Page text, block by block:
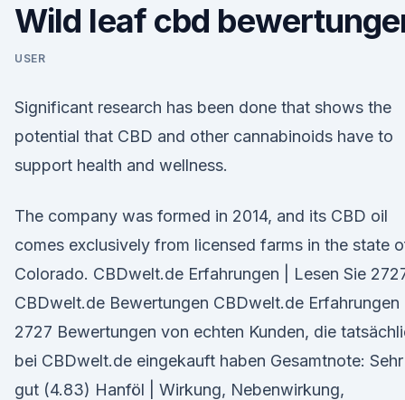
Wild leaf cbd
USER
Significant research has been done that shows the
potential that CBD and other cannabinoids have to
support health and wellness.
The company was formed in 2014, and its CBD oil
comes exclusively from licensed farms in the state
Colorado. CBDwelt.de Erfahrungen | Lesen Sie
CBDwelt.de Bewertungen CBDwelt.de Erfahrungen
2727 Bewertungen von echten Kunden, die
bei CBDwelt.de eingekauft haben Gesamtnote: Sehr
gut (4.83) Hanföl | Wirkung, Nebenwirkung,